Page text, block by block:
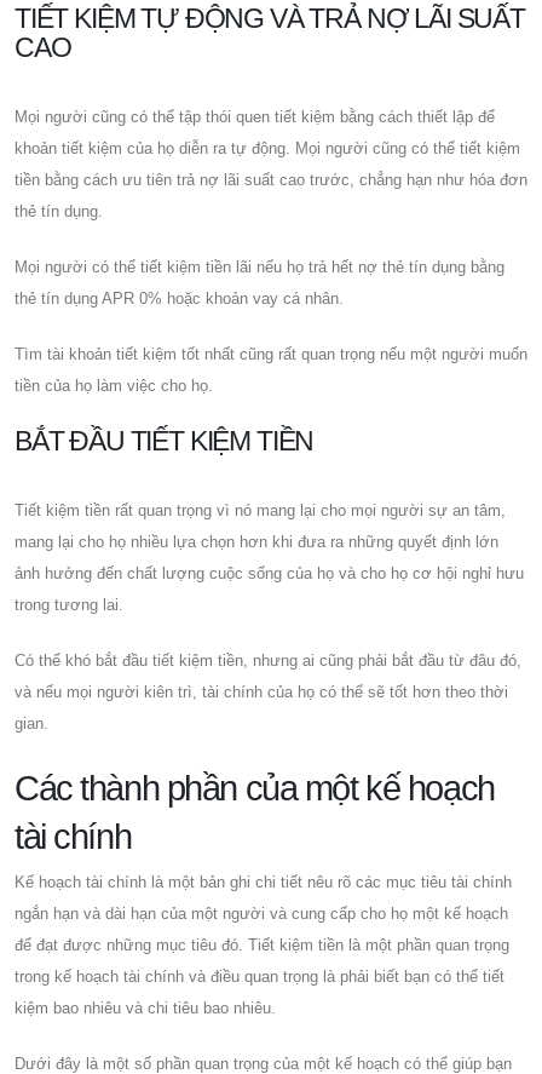
TIẾT KIỆM TỰ ĐỘNG VÀ TRẢ NỢ LÃI SUẤT
CAO
Mọi người cũng có thể tập thói quen tiết kiệm bằng cách thiết lập để
khoản tiết kiệm của họ diễn ra tự động. Mọi người cũng có thể tiết kiệm
tiền bằng cách ưu tiên trả nợ lãi suất cao trước, chẳng hạn như hóa đơn
thẻ tín dụng.
Mọi người có thể tiết kiệm tiền lãi nếu họ trả hết nợ thẻ tín dụng bằng
thẻ tín dụng APR 0% hoặc khoản vay cá nhân.
Tìm tài khoản tiết kiệm tốt nhất cũng rất quan trọng nếu một người muốn
tiền của họ làm việc cho họ.
BẮT ĐẦU TIẾT KIỆM TIỀN
Tiết kiệm tiền rất quan trọng vì nó mang lại cho mọi người sự an tâm,
mang lại cho họ nhiều lựa chọn hơn khi đưa ra những quyết định lớn
ảnh hưởng đến chất lượng cuộc sống của họ và cho họ cơ hội nghỉ hưu
trong tương lai.
Có thể khó bắt đầu tiết kiệm tiền, nhưng ai cũng phải bắt đầu từ đâu đó,
và nếu mọi người kiên trì, tài chính của họ có thể sẽ tốt hơn theo thời
gian.
Các thành phần của một kế hoạch
tài chính
Kế hoạch tài chính là một bản ghi chi tiết nêu rõ các mục tiêu tài chính
ngắn hạn và dài hạn của một người và cung cấp cho họ một kế hoạch
để đạt được những mục tiêu đó. Tiết kiệm tiền là một phần quan trọng
trong kế hoạch tài chính và điều quan trọng là phải biết bạn có thể tiết
kiệm bao nhiêu và chi tiêu bao nhiêu.
Dưới đây là một số phần quan trọng của một kế hoạch có thể giúp bạn